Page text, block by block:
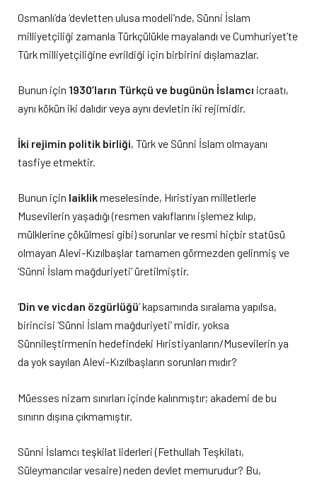
Osmanlı’da ‘devletten ulusa modeli’nde, Sünni İslam
milliyetçiliği zamanla Türkçülükle mayalandı ve Cumhuriyet’te
Türk milliyetçiliğine evrildiği için birbirini dışlamazlar.
Bunun için 1930’ların Türkçü ve bugünün İslamcı icraatı,
aynı kökün iki dalıdır veya aynı devletin iki rejimidir.
İki rejimin politik birliği, Türk ve Sünni İslam olmayanı
tasfiye etmektir.
Bunun için laiklikmeselesinde, Hıristiyan milletlerle
Musevilerin yaşadığı (resmen vakıflarını işlemez kılıp,
mülklerine çökülmesi gibi) sorunlar ve resmi hiçbir statüsü
olmayan Alevi-Kızılbaşlar tamamen görmezden gelinmiş ve
‘Sünni İslam mağduriyeti’ üretilmiştir.
‘Din ve vicdan özgürlüğü’ kapsamında sıralama yapılsa,
birincisi ‘Sünni İslam mağduriyeti’ midir, yoksa
Sünnileştirmenin hedefindeki Hıristiyanların/Musevilerin ya
da yok sayılan Alevi-Kızılbaşların sorunları mıdır?
Müesses nizam sınırları içinde kalınmıştır; akademi de bu
sınırın dışına çıkmamıştır.
Sünni İslamcı teşkilat liderleri (Fethullah Teşkilatı,
Süleymancılar vesaire) neden devlet memurudur? Bu,